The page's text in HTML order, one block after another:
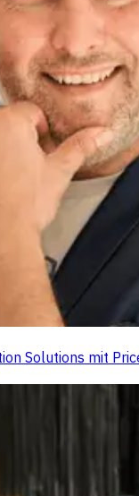
Solutions mit